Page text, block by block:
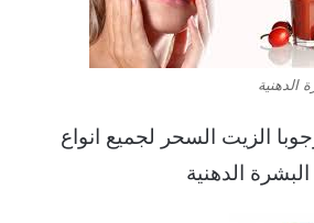
الدهنية
الزيت السحر لجميع انواع
الدهنية